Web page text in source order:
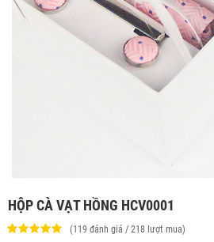
HỘP CÀ VẠT HỒNG HCV0001
(119 đánh giá / 218 lượt mua)